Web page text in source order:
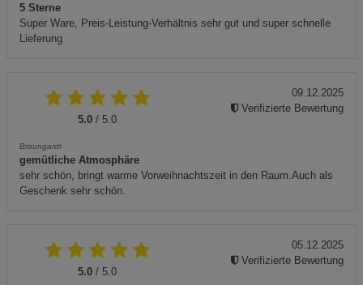
5 Sterne
Super Ware, Preis-Leistung-Verhältnis sehr gut und super schnelle
Lieferung
5.0 / 5.0
Braungardt
gemütliche Atmosphäre
sehr schön, bringt warme Vorweihnachtszeit in den Raum.Auch als
Geschenk sehr schön.
09.12.2025
Verifizierte Bewertung
5.0 / 5.0
05.12.2025
Verifizierte Bewertung